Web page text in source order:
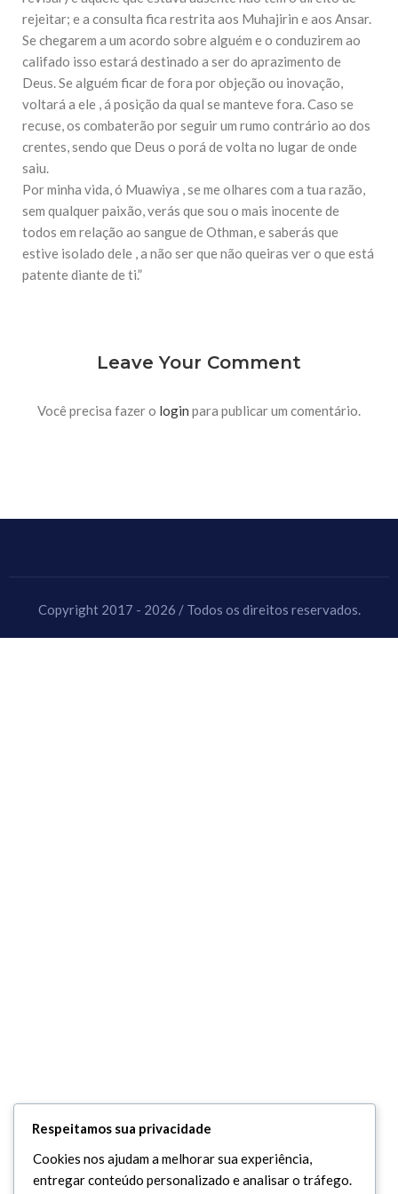
Falecimento do Imam Ali Ibn Al-Hussein
(A.S.)
Em nome de Deus, o Clemente, o Misericordioso! Diante da
muçulmanos, o Imam Ali Ibn Al-Hussein Ibn Ali Ibn Abi Táleb
(A.S.), conhecido por “Zein Al-Ábidin” (Formosura
NOTÍCIAS
Centro Islâmico no Brasil recebe o ex-
ministro das Relações Exteriores da
República Islâmica do Irã
Brasil recebeu em sua sede, em São Paulo, o ex-ministro das
Relações Exteriores da República Islâmica do Irã, Sr. Kamal
rejeitar; e a consulta fica restrita aos Muhajirin e aos Ansar.
Se chegarem a um acordo sobre alguém e o conduzirem ao
califado isso estará destinado a ser do aprazimento de
Deus. Se alguém ficar de fora por objeção ou inovação,
voltará a ele , á posição da qual se manteve fora. Caso se
recuse, os combaterão por seguir um rumo contrário ao dos
crentes, sendo que Deus o porá de volta no lugar de onde
saiu.
Por minha vida, ó Muawiya , se me olhares com a tua razão,
sem qualquer paixão, verás que sou o mais inocente de
todos em relação ao sangue de Othman, e saberás que
estive isolado dele , a não ser que não queiras ver o que está
patente diante de ti.”
Leave Your Comment
Você precisa fazer o login para publicar um comentário.
Copyright 2017 - 2026 / Todos os direitos reservados.
Respeitamos sua privacidade
Cookies nos ajudam a melhorar sua experiência,
entregar conteúdo personalizado e analisar o tráfego.